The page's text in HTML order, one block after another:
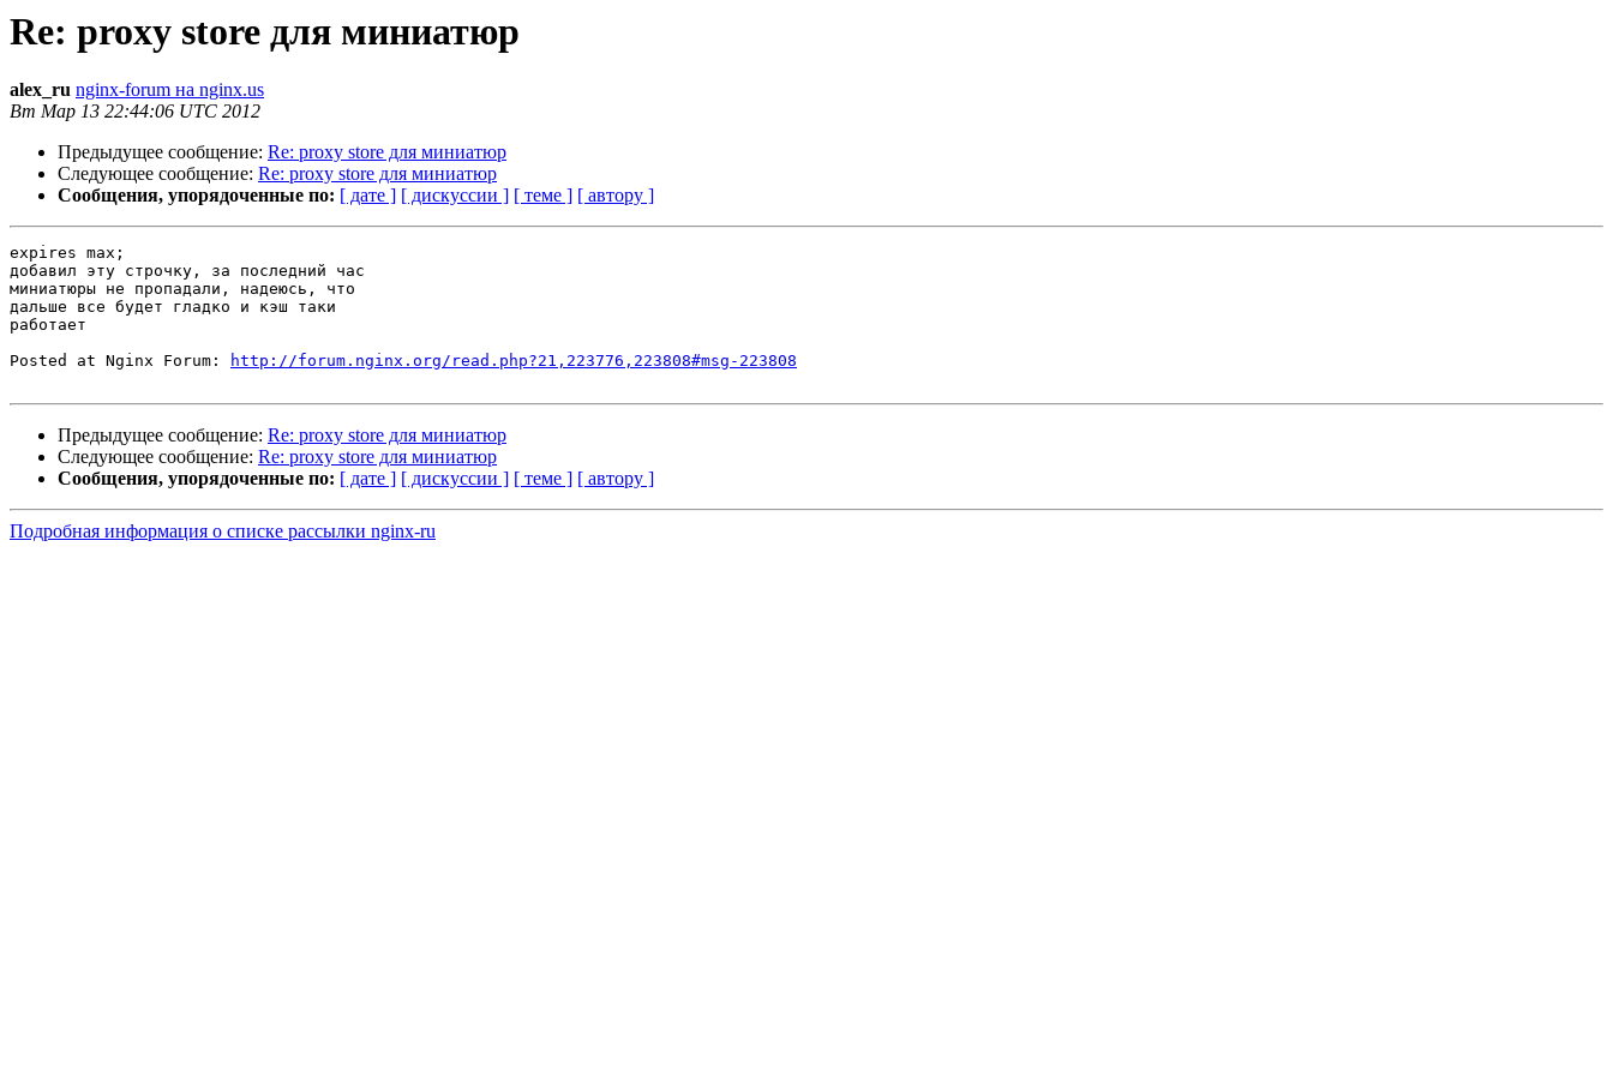
Re: proxy store для миниатюр
alex_ru nginx-forum на nginx.us
Вт Мар 13 22:44:06 UTC 2012
Предыдущее сообщение: Re: proxy store для миниатюр
Следующее сообщение: Re: proxy store для миниатюр
Сообщения, упорядоченные по: [ дате ] [ дискуссии ] [ теме ] [ автору ]
expires max;
добавил эту строчку, за последний час
миниатюры не пропадали, надеюсь, что
дальше все будет гладко и кэш таки
работает
Posted at Nginx Forum:
http://forum.nginx.org/read.php?21,223776,223808#msg-223808
Предыдущее сообщение: Re: proxy store для миниатюр
Следующее сообщение: Re: proxy store для миниатюр
Сообщения, упорядоченные по: [ дате ] [ дискуссии ] [ теме ] [ автору ]
Подробная информация о списке рассылки nginx-ru